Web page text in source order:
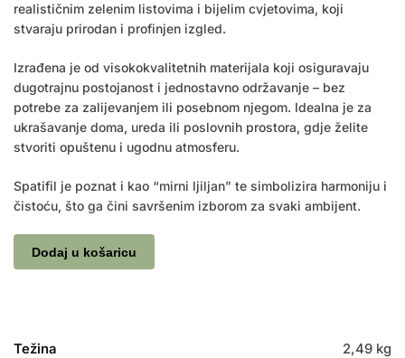
realističnim zelenim listovima i bijelim cvjetovima, koji
stvaraju prirodan i profinjen izgled.
Izrađena je od visokokvalitetnih materijala koji osiguravaju
dugotrajnu postojanost i jednostavno održavanje – bez
potrebe za zalijevanjem ili posebnom njegom. Idealna je za
ukrašavanje doma, ureda ili poslovnih prostora, gdje želite
stvoriti opuštenu i ugodnu atmosferu.
Spatifil je poznat i kao “mirni ljiljan” te simbolizira harmoniju i
čistoću, što ga čini savršenim izborom za svaki ambijent.
Dodaj u košaricu
Težina 2,49 kg